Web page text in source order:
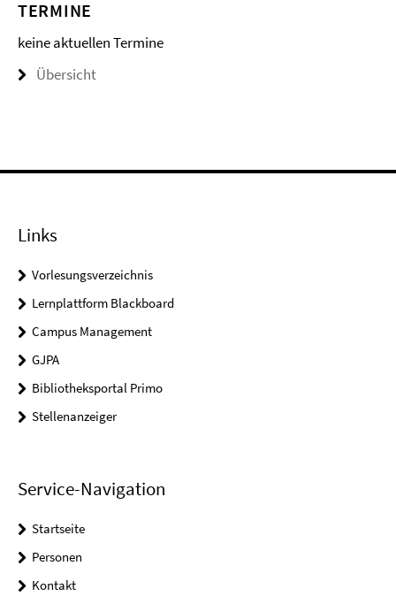
TERMINE
keine aktuellen Termine
Übersicht
Links
Vorlesungsverzeichnis
Lernplattform Blackboard
Campus Management
GJPA
Bibliotheksportal Primo
Stellenanzeiger
Service-Navigation
Startseite
Personen
Kontakt